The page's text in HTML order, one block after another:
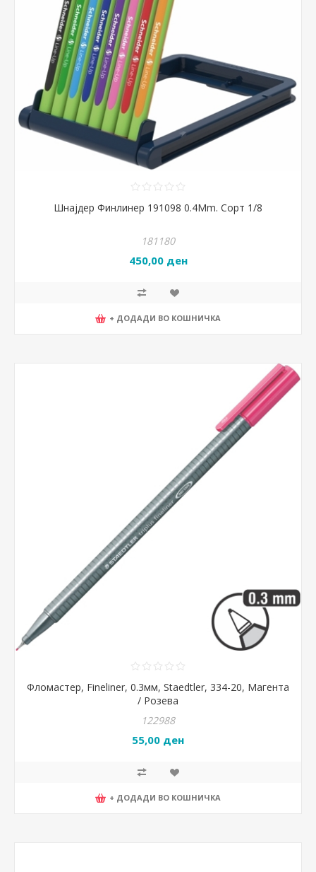
Шнајдер Финлинер 191098 0.4Mm. Сорт 1/8
181180
450,00 ден
+ ДОДАДИ ВО КОШНИЧКА
Фломастер, Fineliner, 0.3мм, Staedtler, 334-20, Магента
/ Розева
122988
55,00 ден
+ ДОДАДИ ВО КОШНИЧКА